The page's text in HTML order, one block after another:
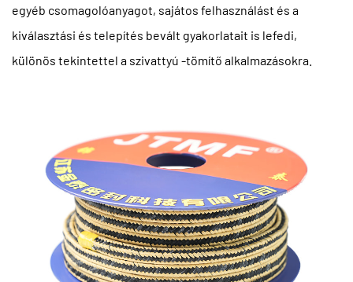
egyéb csomagolóanyagot, sajátos felhasználást és a
kiválasztási és telepítés bevált gyakorlatait is lefedi,
különös tekintettel a szivattyú -tömítő alkalmazásokra.